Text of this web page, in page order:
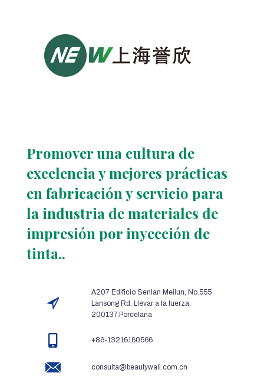
Promover una cultura de
excelencia y mejores prácticas
en fabricación y servicio para
la industria de materiales de
impresión por inyección de
tinta..
A207 Edificio Senlan Meilun, No.555
Lansong Rd, Llevar a la fuerza,
200137,Porcelana
+86-13216160566
consulta@beautywall.com.cn